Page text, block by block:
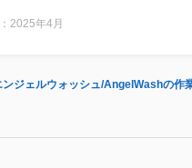
2025年4月
ンジェルウォッシュ/AngelWashの作